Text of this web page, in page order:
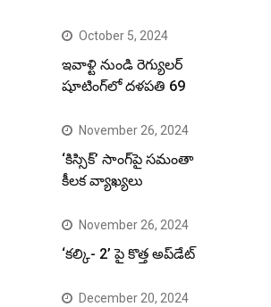
October 5, 2024
ఇవాళ్టి నుండి రెగ్యులర్
షూటింగ్‌లో దళపతి 69
November 26, 2024
‘కిస్సిక్’ సాంగ్‌పై సమంతా
కీలక వ్యాఖ్యలు
November 26, 2024
‘కల్కి- 2’ పై కొత్త అప్‌డేట్
December 20, 2024